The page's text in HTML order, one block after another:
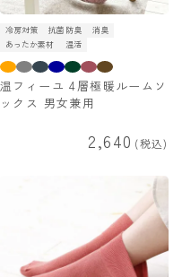
冷房対策 抗菌防臭
消臭
あったか素材
温活
温フィーユ 4層極暖ルームソ
ックス 男女兼用
2,640 税込